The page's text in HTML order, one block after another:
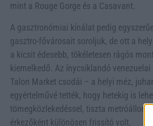
mint a Rouge Gorge és a Casavant.
A gasztronómiai kínálat pedig
gasztro-fővárosait soroljuk, de ott a
a kicsit édesebb, tökéletesen rágós
kiemelkedő. Az ínycsiklandó
Talon Market csodái – a helyi méz,
egyértelművé tették, hogy hetekig is
tömegközlekedéssel, tiszta
érkezőként különösen frissító volt.